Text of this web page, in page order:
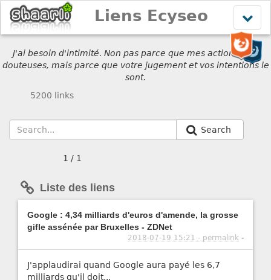
le
menu
Liens Ecyseo
J'ai besoin d'intimité. Non pas parce que mes actions sont
douteuses, mais parce que votre jugement et vos intentions le
sont.
5200 links
Search
1 / 1
Liste des liens
Google : 4,34 milliards d'euros d'amende, la grosse
gifle assénée par Bruxelles - ZDNet
2018-07-19 15:21 - permalink -
J'applaudirai quand Google aura payé les 6,7
milliards qu'il doit...